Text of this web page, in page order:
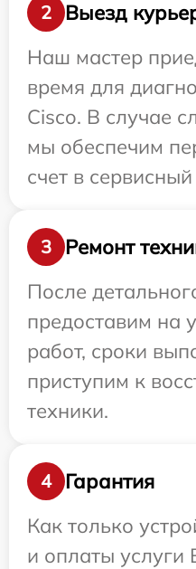
2
Выезд
Наш мастер
время для
Cisco. В случае
мы обеспечим
счет в
3
Ремонт
После
предоставим на
работ, сроки
приступим к
техники.
4
Гарантия
Как только
и оплаты услуги